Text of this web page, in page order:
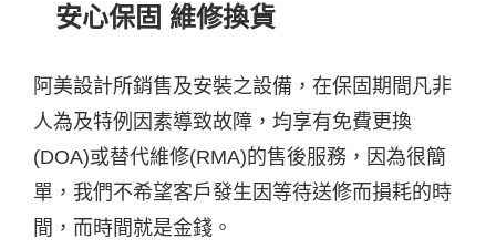
安心保固 維修換貨
阿美設計所銷售及安裝之設備，在保固期間凡非
人為及特例因素導致故障，均享有免費更換
(DOA)或替代維修(RMA)的售後服務，因為很簡
單，我們不希望客戶發生因等待送修而損耗的時
間，而時間就是金錢。